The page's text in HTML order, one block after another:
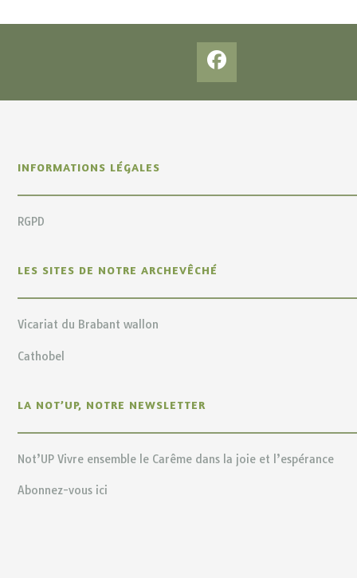
INFORMATIONS LÉGALES
RGPD
LES SITES DE NOTRE ARCHEVÊCHÉ
Vicariat du Brabant wallon
Cathobel
LA NOT’UP, NOTRE NEWSLETTER
Not’UP Vivre ensemble le Carême dans la joie et l’espérance
Abonnez-vous ici